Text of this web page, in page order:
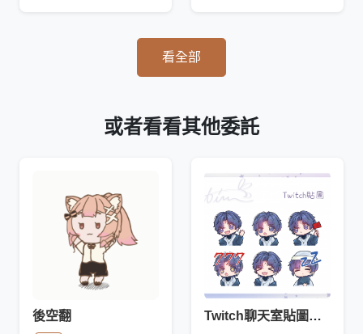
看全部
或者看看其他委託
後空翻 Twitch聊天室貼圖【靜態】